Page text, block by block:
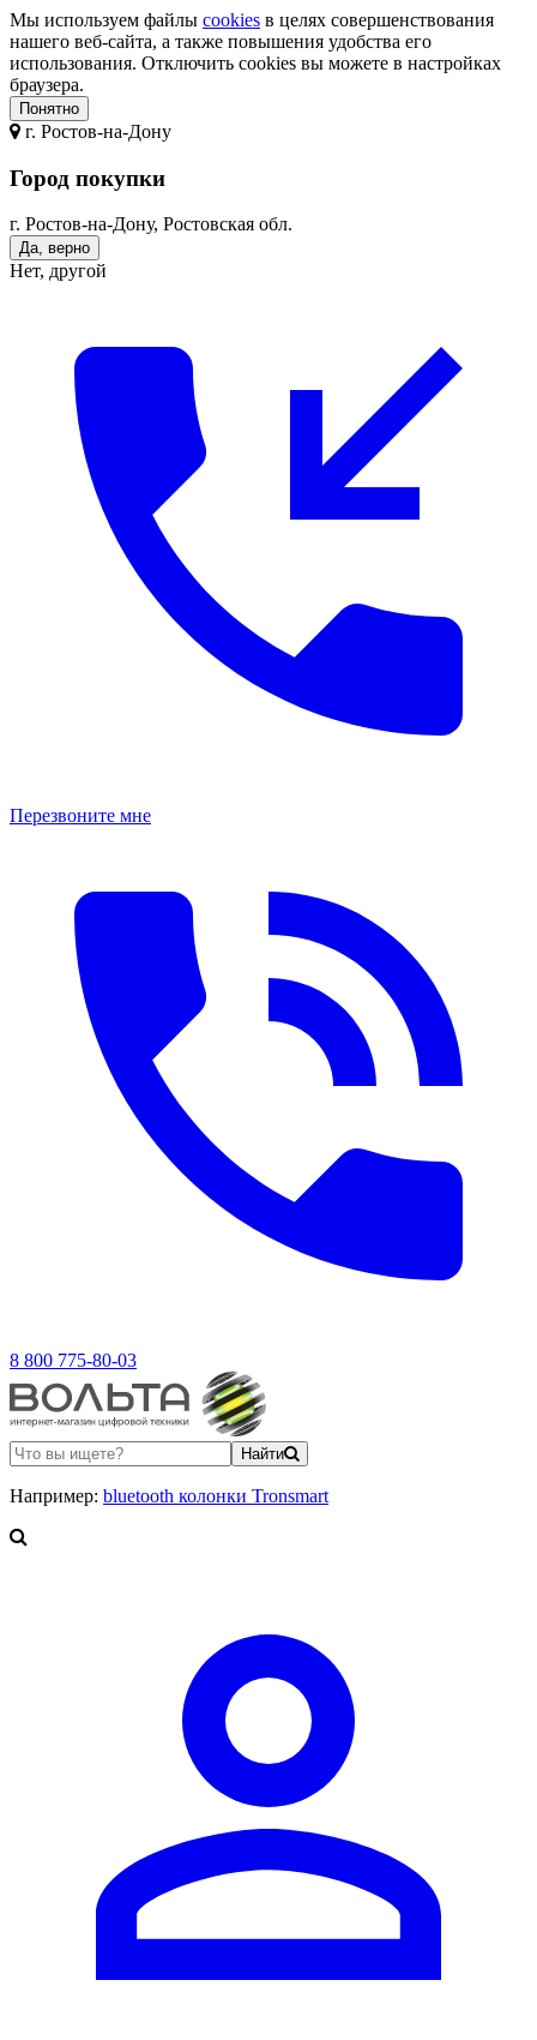
Мы используем файлы cookies в целях совершенствования
нашего веб-сайта, а также повышения удобства его
использования. Отключить cookies вы можете в настройках
браузера.
Понятно
г. Ростов-на-Дону
Город покупки
г. Ростов-на-Дону, Ростовская обл.
Да, верно
Нет, другой
Перезвоните мне
8 800 775-80-03
Найти
Например: bluetooth колонки Tronsmart